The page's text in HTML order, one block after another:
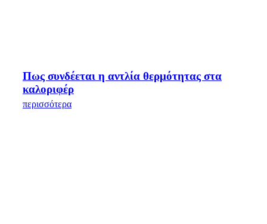
Πως συνδέεται η αντλία θερμότητας στα
καλοριφέρ
περισσότερα